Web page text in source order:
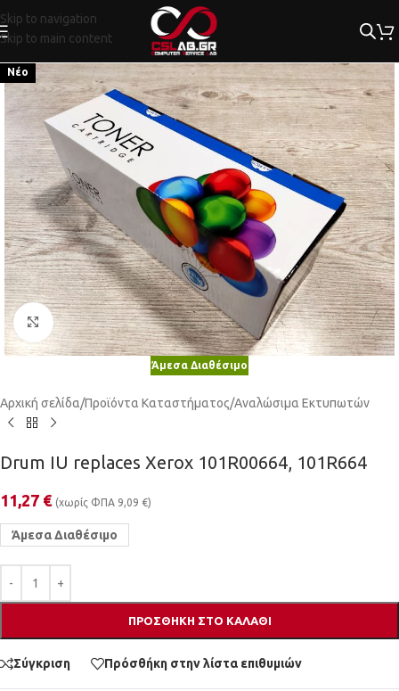
Skip to navigation
Skip to main content
Νέο
Κλικ για μεγέθυνση
Άμεσα Διαθέσιμο
Αρχική σελίδα/Προϊόντα Καταστήματος/Αναλώσιμα Εκτυπωτών
Drum IU replaces Xerox 101R00664, 101R664
11,27 € (χωρίς ΦΠΑ 9,09 €)
Άμεσα Διαθέσιμο
ΠΡΟΣΘΉΚΗ ΣΤΟ ΚΑΛΆΘΙ
Σύγκριση Πρόσθήκη στην λίστα επιθυμιών